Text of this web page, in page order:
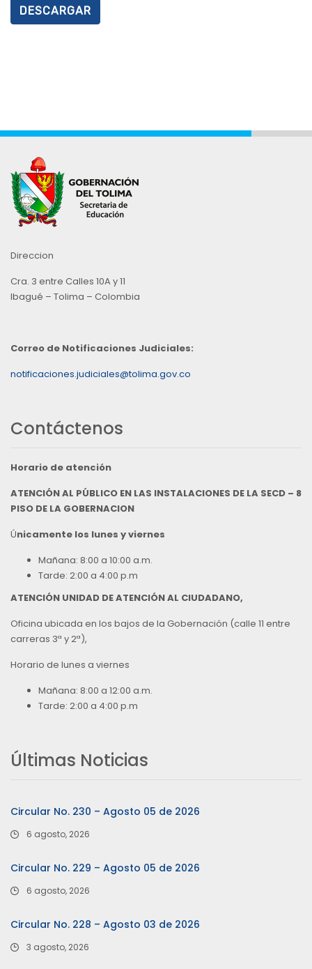
DESCARGAR
Direccion
Cra. 3 entre Calles 10A y 11
Ibagué – Tolima – Colombia
Correo de Notificaciones Judiciales:
notificaciones.judiciales@tolima.gov.co
Contáctenos
Horario de atención
ATENCIÓN AL PÚBLICO EN LAS INSTALACIONES DE LA SECD – 8
PISO DE LA GOBERNACION
Únicamente los lunes y viernes
Mañana: 8:00 a 10:00 a.m.
Tarde: 2:00 a 4:00 p.m
ATENCIÓN UNIDAD DE ATENCIÓN AL CIUDADANO,
Oficina ubicada en los bajos de la Gobernación (calle 11 entre
carreras 3ª y 2ª),
Horario de lunes a viernes
Mañana: 8:00 a 12:00 a.m.
Tarde: 2:00 a 4:00 p.m
Últimas Noticias
Circular No. 230 – Agosto 05 de 2026
6 agosto, 2026
Circular No. 229 – Agosto 05 de 2026
6 agosto, 2026
Circular No. 228 – Agosto 03 de 2026
3 agosto, 2026